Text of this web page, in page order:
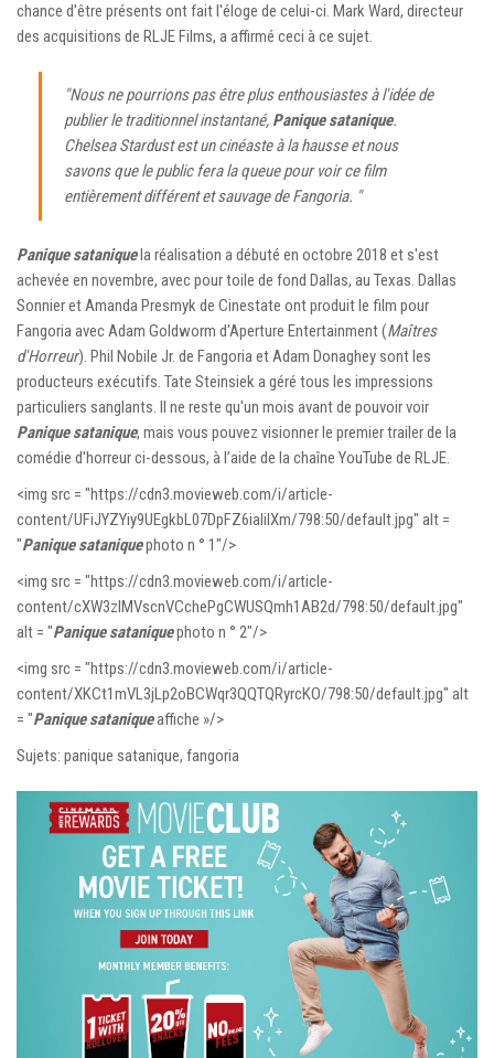
chance d'être présents ont fait l'éloge de celui-ci. Mark Ward, directeur
des acquisitions de RLJE Films, a affirmé ceci à ce sujet.
"Nous ne pourrions pas être plus enthousiastes à l'idée de
publier le traditionnel instantané, Panique satanique.
Chelsea Stardust est un cinéaste à la hausse et nous
savons que le public fera la queue pour voir ce film
entièrement différent et sauvage de Fangoria. "
Panique sataniquela réalisation a débuté en octobre 2018 et s'est
achevée en novembre, avec pour toile de fond Dallas, au Texas. Dallas
Sonnier et Amanda Presmyk de Cinestate ont produit le film pour
Fangoria avec Adam Goldworm d'Aperture Entertainment (Maîtres
d'Horreur). Phil Nobile Jr. de Fangoria et Adam Donaghey sont les
producteurs exécutifs. Tate Steinsiek a géré tous les impressions
particuliers sanglants. Il ne reste qu'un mois avant de pouvoir voir
Panique satanique, mais vous pouvez visionner le premier trailer de la
comédie d'horreur ci-dessous, à l’aide de la chaîne YouTube de RLJE.
<img src = "https://cdn3.movieweb.com/i/article-
content/UFiJYZYiy9UEgkbL07DpFZ6iaIilXm/798:50/default.jpg" alt =
"Panique sataniquephoto n ° 1″/>
<img src = "https://cdn3.movieweb.com/i/article-
content/cXW3zlMVscnVCchePgCWUSQmh1AB2d/798:50/default.jpg"
alt = "Panique sataniquephoto n ° 2″/>
<img src = "https://cdn3.movieweb.com/i/article-
content/XKCt1mVL3jLp2oBCWqr3QQTQRyrcKO/798:50/default.jpg" alt
= "Panique sataniqueaffiche »/>
Sujets: panique satanique, fangoria